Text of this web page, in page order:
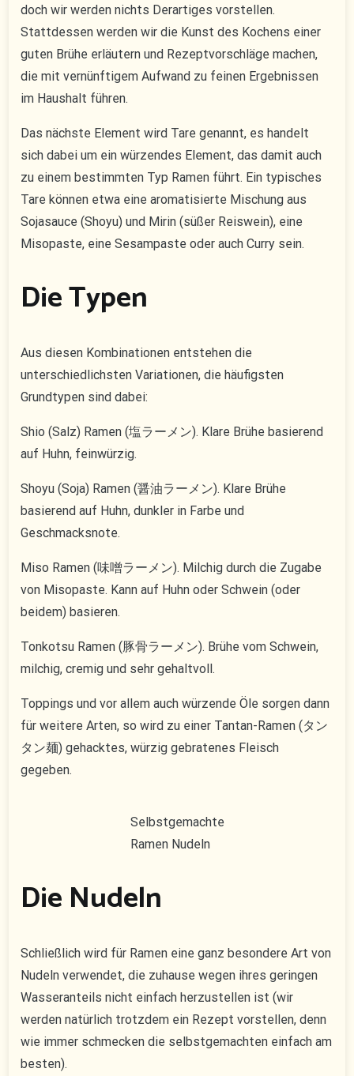
doch wir werden nichts Derartiges vorstellen.
Stattdessen werden wir die Kunst des Kochens einer
guten Brühe erläutern und Rezeptvorschläge machen,
die mit vernünftigem Aufwand zu feinen Ergebnissen
im Haushalt führen.
Das nächste Element wird Tare genannt, es handelt
sich dabei um ein würzendes Element, das damit auch
zu einem bestimmten Typ Ramen führt. Ein typisches
Tare können etwa eine aromatisierte Mischung aus
Sojasauce (Shoyu) und Mirin (süßer Reiswein), eine
Misopaste, eine Sesampaste oder auch Curry sein.
Die Typen
Aus diesen Kombinationen entstehen die
unterschiedlichsten Variationen, die häufigsten
Grundtypen sind dabei:
Shio (Salz) Ramen (塩ラーメン). Klare Brühe basierend
auf Huhn, feinwürzig.
Shoyu (Soja) Ramen (醤油ラーメン). Klare Brühe
basierend auf Huhn, dunkler in Farbe und
Geschmacksnote.
Miso Ramen (味噌ラーメン). Milchig durch die Zugabe
von Misopaste. Kann auf Huhn oder Schwein (oder
beidem) basieren.
Tonkotsu Ramen (豚骨ラーメン). Brühe vom Schwein,
milchig, cremig und sehr gehaltvoll.
Toppings und vor allem auch würzende Öle sorgen dann
für weitere Arten, so wird zu einer Tantan-Ramen (タン
タン麺) gehacktes, würzig gebratenes Fleisch
gegeben.
Selbstgemachte
Ramen Nudeln
Die Nudeln
Schließlich wird für Ramen eine ganz besondere Art von
Nudeln verwendet, die zuhause wegen ihres geringen
Wasseranteils nicht einfach herzustellen ist (wir
werden natürlich trotzdem ein Rezept vorstellen, denn
wie immer schmecken die selbstgemachten einfach am
besten).